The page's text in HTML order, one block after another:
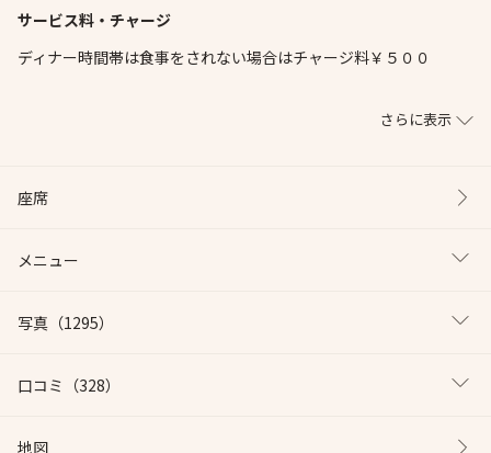
サービス料・チャージ
ディナー時間帯は食事をされない場合はチャージ料￥５００
さらに表示
座席
メニュー
写真 （1295）
口コミ （328）
地図